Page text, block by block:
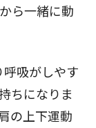
ら一緒に動
吸がしやす
ちになりま
の上下運動